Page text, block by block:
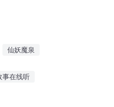
仙妖魔泉
事在线听